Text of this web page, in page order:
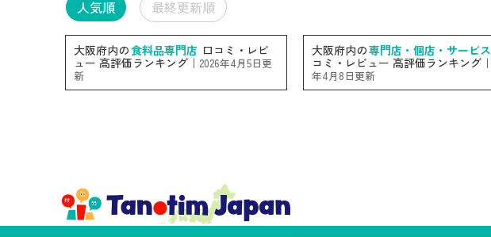
人気順 最終更新順
大阪府内の食料品専門店 口コミ・レビ
ュー 高評価ランキング｜ 2026年4月5日更
新
大阪府内の専門店・個店・サービス
コミ・レビュー 高評価ランキング｜
年4月8日更新